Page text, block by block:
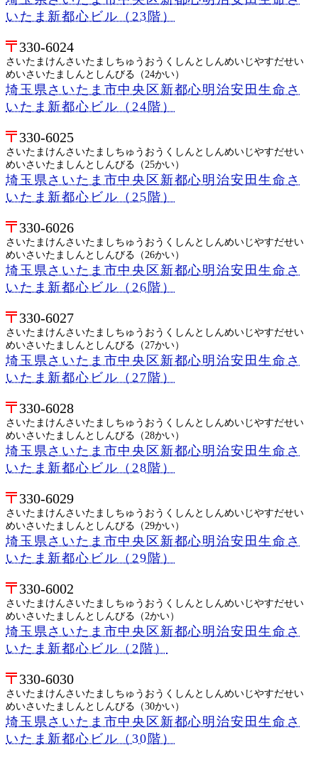
いたま新都心ビル（23階）
330-6024
さいたまけんさいたましちゅうおうくしんとしんめいじやすだせい
めいさいたましんとしんびる（24かい）
埼玉県さいたま市中央区新都心明治安田生命さ
いたま新都心ビル（24階）
330-6025
さいたまけんさいたましちゅうおうくしんとしんめいじやすだせい
めいさいたましんとしんびる（25かい）
埼玉県さいたま市中央区新都心明治安田生命さ
いたま新都心ビル（25階）
330-6026
さいたまけんさいたましちゅうおうくしんとしんめいじやすだせい
めいさいたましんとしんびる（26かい）
埼玉県さいたま市中央区新都心明治安田生命さ
いたま新都心ビル（26階）
330-6027
さいたまけんさいたましちゅうおうくしんとしんめいじやすだせい
めいさいたましんとしんびる（27かい）
埼玉県さいたま市中央区新都心明治安田生命さ
いたま新都心ビル（27階）
330-6028
さいたまけんさいたましちゅうおうくしんとしんめいじやすだせい
めいさいたましんとしんびる（28かい）
埼玉県さいたま市中央区新都心明治安田生命さ
いたま新都心ビル（28階）
330-6029
さいたまけんさいたましちゅうおうくしんとしんめいじやすだせい
めいさいたましんとしんびる（29かい）
埼玉県さいたま市中央区新都心明治安田生命さ
いたま新都心ビル（29階）
330-6002
さいたまけんさいたましちゅうおうくしんとしんめいじやすだせい
めいさいたましんとしんびる（2かい）
埼玉県さいたま市中央区新都心明治安田生命さ
いたま新都心ビル（2階）
330-6030
さいたまけんさいたましちゅうおうくしんとしんめいじやすだせい
めいさいたましんとしんびる（30かい）
埼玉県さいたま市中央区新都心明治安田生命さ
いたま新都心ビル（30階）